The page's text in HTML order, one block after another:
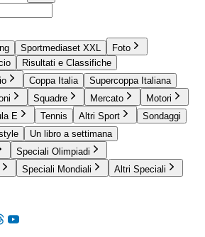
Sportmediaset XXL
Foto
Risultati e Classifiche
Coppa Italia
Supercoppa Italiana
Squadre Mercato
Motori
E Tennis Altri Sport
Sondaggi
Un libro a settimana
Speciali Olimpiadi
Speciali Mondiali Altri Speciali